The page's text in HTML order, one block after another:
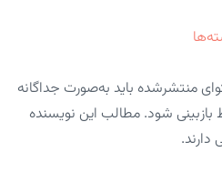
منتشرشده باید به‌صورت جداگانه
شود. مطالب این نویسنده
دارند.